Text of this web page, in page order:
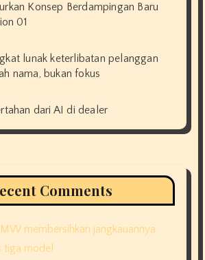
Konsep Berdampingan Baru
01
lunak keterlibatan pelanggan
nama, bukan fokus
dari AI di dealer
Comments
membersihkan jangkauannya
tiga model